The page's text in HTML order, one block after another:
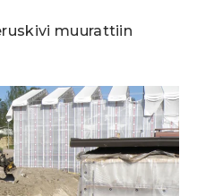
muurattiin